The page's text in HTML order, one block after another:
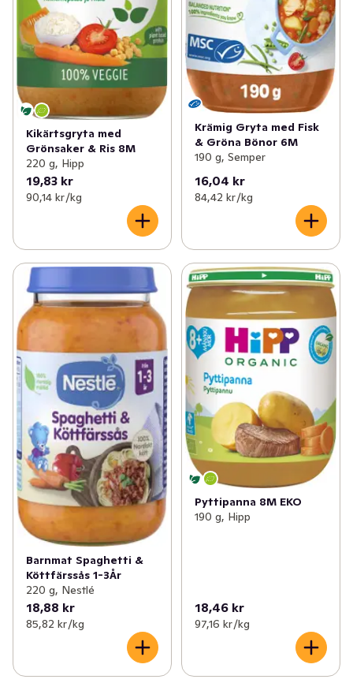
Kikärtsgryta med
Grönsaker & Ris 8M
220 g, Hipp
19,83 kr
90,14 kr /kg
Krämig Gryta med Fisk
& Gröna Bönor 6M
190 g, Semper
16,04 kr
84,42 kr /kg
Barnmat Spaghetti &
Köttfärssås 1-3År
220 g, Nestlé
18,88 kr
85,82 kr /kg
Pyttipanna 8M EKO
190 g, Hipp
18,46 kr
97,16 kr /kg